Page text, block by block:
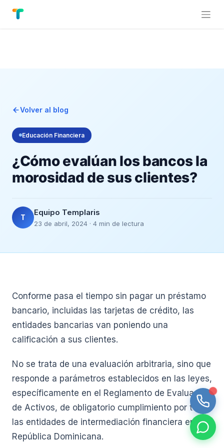
Volver al blog
Educación Financiera
¿Cómo evalúan los bancos la
morosidad de sus clientes?
T
Equipo Templaris
23 de abril, 2024 · 4 min de lectura
Conforme pasa el tiempo sin pagar un préstamo
bancario, incluidas las tarjetas de crédito, las
entidades bancarias van poniendo una
calificación a sus clientes.
No se trata de una evaluación arbitraria, sino que
responde a parámetros establecidos en las leyes,
específicamente en el Reglamento de Evaluación
de Activos, de obligatorio cumplimiento por todas
las entidades de intermediación financiera en
República Dominicana.